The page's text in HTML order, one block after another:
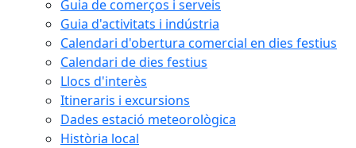
Guia de comerços i serveis
Guia d'activitats i indústria
Calendari d'obertura comercial en dies festius
Calendari de dies festius
Llocs d'interès
Itineraris i excursions
Dades estació meteorològica
Història local